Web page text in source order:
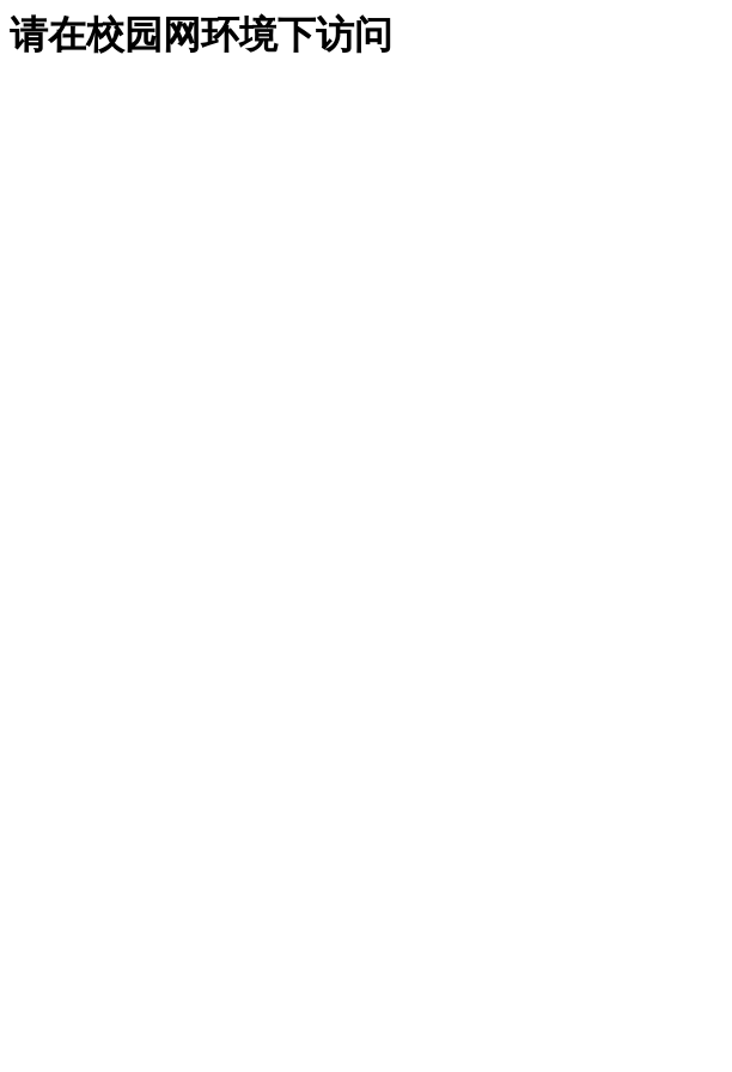
请在校园网环境下访问